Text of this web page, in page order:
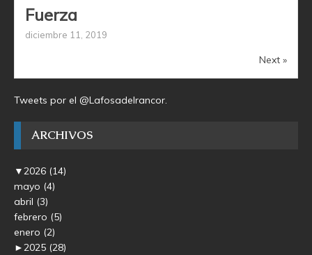
Fuerza
diciembre 11, 2019
Next »
Tweets por el @Lafosadelrancor.
ARCHIVOS
▼2026 (14)
mayo (4)
abril (3)
febrero (5)
enero (2)
►2025 (28)